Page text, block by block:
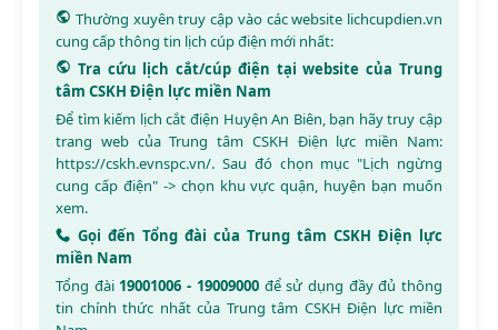
Thường xuyên truy cập vào các website lichcupdien.vn
cung cấp thông tin lịch cúp điện mới nhất:
Tra cứu lịch cắt/cúp điện tại website của Trung
tâm CSKH Điện lực miền Nam
Để tìm kiếm lịch cắt điện Huyện An Biên, bạn hãy truy cập
trang web của Trung tâm CSKH Điện lực miền Nam:
https://cskh.evnspc.vn/. Sau đó chọn mục "Lịch ngừng
cung cấp điện" -> chọn khu vực quận, huyện bạn muốn
xem.
Gọi đến Tổng đài của Trung tâm CSKH Điện lực
miền Nam
Tổng đài 19001006 - 19009000để sử dụng đầy đủ thông
tin chính thức nhất của Trung tâm CSKH Điện lực miền